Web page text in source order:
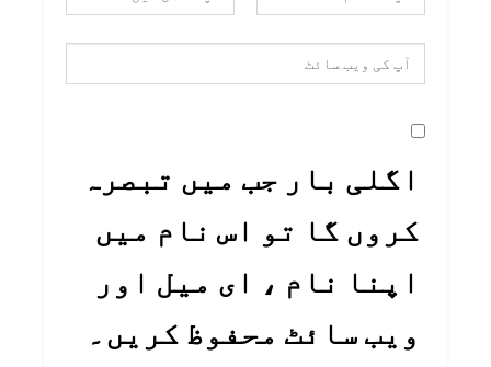
اگلی بار جب میں تبصرہ
کروں گا تو اس نام میں
اپنا نام ، ای میل اور
ویب سائٹ محفوظ کریں۔